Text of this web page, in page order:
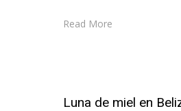
Read More
Luna de miel en